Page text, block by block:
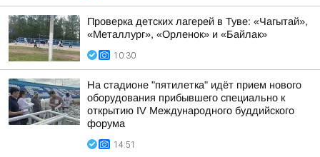
Проверка детских лагерей в Туве: «Чагытай»,
«Металлург», «Орленок» и «Байлак»
10:30
На стадионе "пятилетка" идёт прием нового
оборудования прибывшего специально к
открытию IV Международного буддийского
форума
14:51